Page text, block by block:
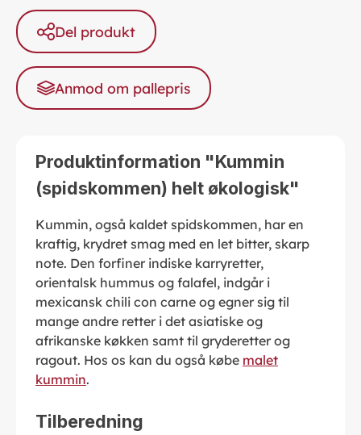
Del produkt
Anmod om pallepris
Produktinformation "Kummin
(spidskommen) helt økologisk"
Kummin, også kaldet spidskommen, har en
kraftig, krydret smag med en let bitter, skarp
note. Den forfiner indiske karryretter,
orientalsk hummus og falafel, indgår i
mexicansk chili con carne og egner sig til
mange andre retter i det asiatiske og
afrikanske køkken samt til gryderetter og
ragout. Hos os kan du også købe malet
kummin.
Tilberedning